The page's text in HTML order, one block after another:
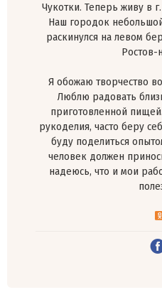
Чукотки. Теперь живу в
Наш городок
раскинулся на левом
Ростов-
Я обожаю творчество
Люблю радовать
приготовленной
рукоделия, часто беру
буду поделиться
человек должен
надеюсь, что и мои